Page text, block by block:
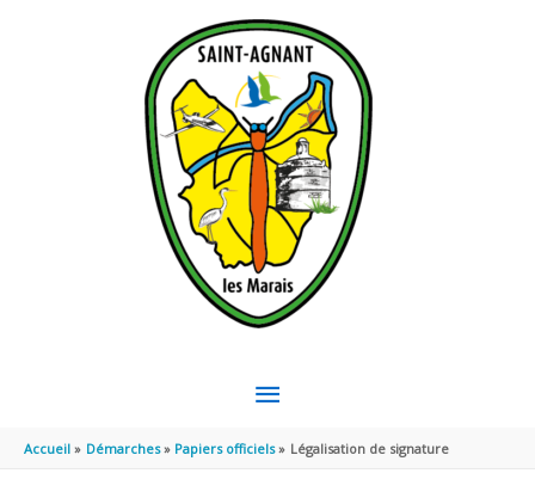
MENU
PRINCIPAL
Accueil Démarches Papiers officiels Légalisation de signature